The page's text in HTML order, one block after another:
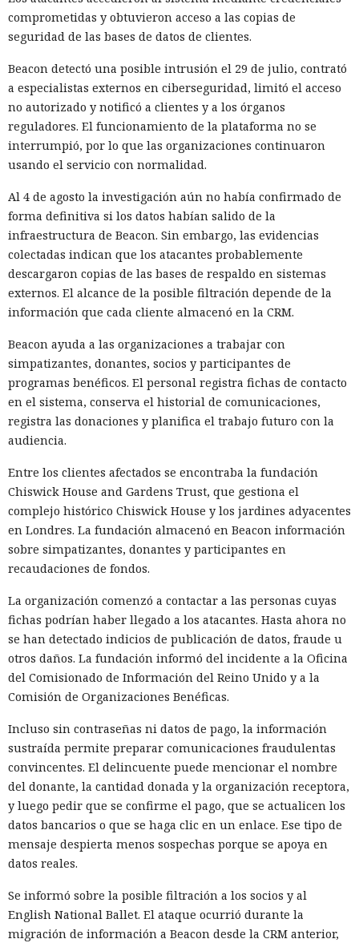
zar en secretola conexión a internet doméstica del
propietario para retransmitir el tráfico de terceros. El código
se encontró en varias aplicaciones de la tienda oficial,
incluida la sencilla versión de Pac-Man, que la propia
Samsung promocionó en la sección «Selección del editor».
Los desarrolladores de algunas aplicaciones afirman tener
cientos de millones de instalaciones.
En el interior de los programas funcionaban componentes
de redes proxy residenciales. Ese tipo de servicios
encaminan el tráfico de internet de clientes a través de
conexiones domésticas y de oficina ordinarias. En ese
esquema, el televisor se convierte en un nodo de salida: un
usuario externo envía solicitudes a través de una dirección
IP ajena, y los sitios web ven no el origen real de la
conexión, sino la dirección del propietario del dispositivo.
El componente proxy puede seguir funcionando en segundo
plano incluso después de cerrar la aplicación. El televisor
permanece conectado a internet casi de forma continua, por
lo que el tráfico ajeno puede pasar por él durante horas. El
propietario no necesariamente nota la actividad adicional,
porque los datos transmitidos suelen estar cifrados y no
revelan su contenido con medios habituales.
El problema fue detectado por especialistas de la empresa
noruega Mnemonic. La investigación mostró que la tienda
de Samsung permite publicar aplicaciones primitivas que
consisten en unas pocas líneas de código y cargan el
contenido principal desde un sitio externo. Los revisores
solo ven una pequeña envoltura, pero no siempre analizan
todo lo que el servidor enviará al televisor tras el
lanzamiento.
Ese diseño de aplicación permite al desarrollador cambiar
su comportamiento después de la revisión y publicación. El
servidor puede reemplazar el juego, el módulo publicitario
o el componente de red sin publicar una nueva versión en
la tienda. Por eso, el código que pasó la moderación puede
diferir notablemente del programa que realmente se
ejecuta en el televisor del usuario.
Uno de los ejemplos hallados se disfrazaba de Pac-Man.
Samsung no solo permitió el juego en la tienda, sino que lo
colocó entre las aplicaciones recomendadas. En su interior
había código de la empresa Bright Data, que vende acceso a
una red de direcciones IP domésticas en distintos países.
comprometidas y obtuvieron acceso a las copias de
seguridad de las bases de datos de clientes.
Beacon detectó una posible intrusión el 29 de julio, contrató
a especialistas externos en ciberseguridad, limitó el acceso
no autorizado y notificó a clientes y a los órganos
reguladores. El funcionamiento de la plataforma no se
interrumpió, por lo que las organizaciones continuaron
usando el servicio con normalidad.
Al 4 de agosto la investigación aún no había confirmado de
forma definitiva si los datos habían salido de la
infraestructura de Beacon. Sin embargo, las evidencias
colectadas indican que los atacantes probablemente
descargaron copias de las bases de respaldo en sistemas
externos. El alcance de la posible filtración depende de la
información que cada cliente almacenó en la CRM.
Beacon ayuda a las organizaciones a trabajar con
simpatizantes, donantes, socios y participantes de
programas benéficos. El personal registra fichas de contacto
en el sistema, conserva el historial de comunicaciones,
registra las donaciones y planifica el trabajo futuro con la
audiencia.
Entre los clientes afectados se encontraba la fundación
Chiswick House and Gardens Trust, que gestiona el
complejo histórico Chiswick House y los jardines adyacentes
en Londres. La fundación almacenó en Beacon información
sobre simpatizantes, donantes y participantes en
recaudaciones de fondos.
La organización comenzó a contactar a las personas cuyas
fichas podrían haber llegado a los atacantes. Hasta ahora no
se han detectado indicios de publicación de datos, fraude u
otros daños. La fundación informó del incidente a la Oficina
del Comisionado de Información del Reino Unido y a la
Comisión de Organizaciones Benéficas.
Incluso sin contraseñas ni datos de pago, la información
sustraída permite preparar comunicaciones fraudulentas
convincentes. El delincuente puede mencionar el nombre
del donante, la cantidad donada y la organización receptora,
y luego pedir que se confirme el pago, que se actualicen los
datos bancarios o que se haga clic en un enlace. Ese tipo de
mensaje despierta menos sospechas porque se apoya en
datos reales.
Se informó sobre la posible filtración a los socios y al
English National Ballet. El ataque ocurrió durante la
migración de información a Beacon desde la CRM anterior,